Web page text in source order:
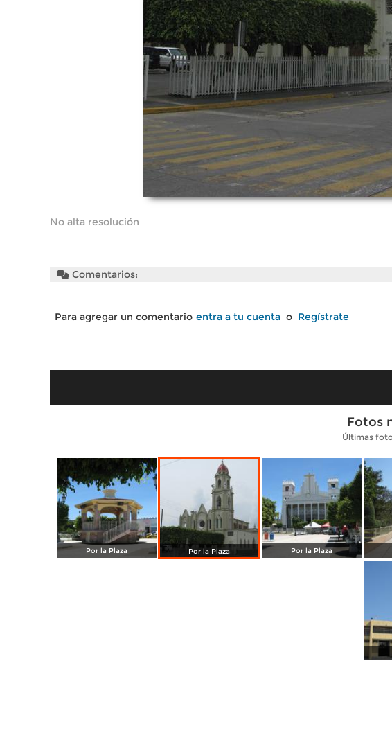
No alta resolución
Comentarios:
Para agregar un comentario entra a tu cuenta o Regístrate
Fotos
Últimas
Por la Plaza Por la Plaza Por la Plaza